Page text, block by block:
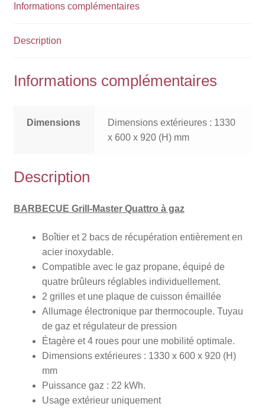
Informations complémentaires
Description
Informations complémentaires
Dimensions
Dimensions extérieures : 1330
x 600 x 920 (H) mm
Description
BARBECUE Grill-Master Quattro à gaz
Boîtier et 2 bacs de récupération entièrement en
acier inoxydable.
Compatible avec le gaz propane, équipé de
quatre brûleurs réglables individuellement.
2 grilles et une plaque de cuisson émaillée
Allumage électronique par thermocouple. Tuyau
de gaz et régulateur de pression
Étagère et 4 roues pour une mobilité optimale.
Dimensions extérieures : 1330 x 600 x 920 (H)
mm
Puissance gaz : 22 kWh.
Usage extérieur uniquement